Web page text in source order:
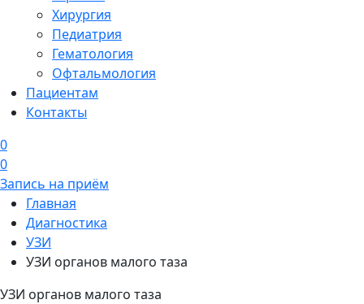
Хирургия
Педиатрия
Гематология
Офтальмология
Пациентам
Контакты
0
0
Запись на приём
Главная
Диагностика
УЗИ
УЗИ органов малого таза
УЗИ органов малого таза